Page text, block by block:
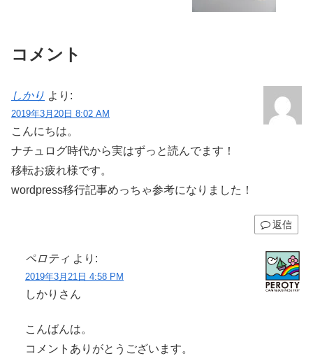
コメント
しかり より:
2019年3月20日 8:02 AM
こんにちは。
ナチュログ時代から実はずっと読んでます！
移転お疲れ様です。
wordpress移行記事めっちゃ参考になりました！
返信
ペロティ より:
2019年3月21日 4:58 PM
しかりさん
こんばんは。
コメントありがとうございます。